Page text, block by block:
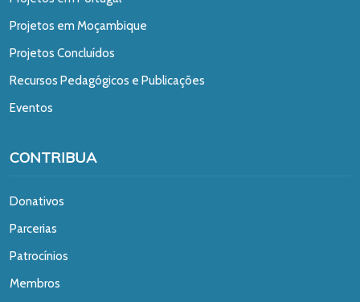
Projetos em Moçambique
Projetos Concluídos
Recursos Pedagógicos e Publicações
Eventos
CONTRIBUA
Donativos
Parcerias
Patrocínios
Membros